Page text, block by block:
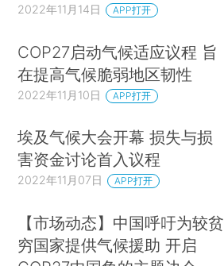
2022年11月14日 APP打开
COP27启动气候适应议程 旨
在提高气候脆弱地区韧性
2022年11月10日 APP打开
埃及气候大会开幕 损失与损
害资金讨论首入议程
2022年11月07日 APP打开
【市场动态】中国呼吁为较贫
穷国家提供气候援助 开启